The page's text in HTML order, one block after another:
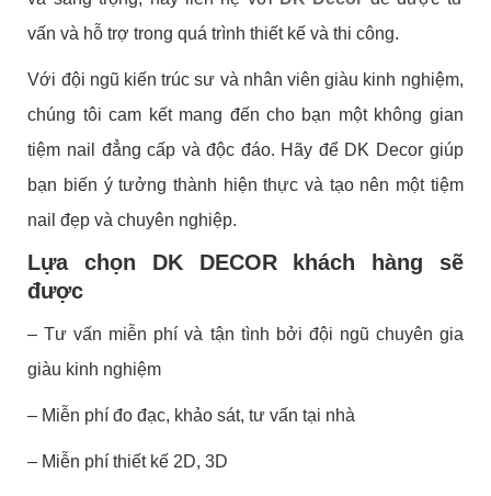
vấn và hỗ trợ trong quá trình thiết kế và thi công.
Với đội ngũ kiến trúc sư và nhân viên giàu kinh nghiệm,
chúng tôi cam kết mang đến cho bạn một không gian
tiệm nail đẳng cấp và độc đáo. Hãy để DK Decor giúp
bạn biến ý tưởng thành hiện thực và tạo nên một tiệm
nail đẹp và chuyên nghiệp.
Lựa chọn DK DECOR khách hàng sẽ
được
– Tư vấn miễn phí và tận tình bởi đội ngũ chuyên gia
giàu kinh nghiệm
– Miễn phí đo đạc, khảo sát, tư vấn tại nhà
– Miễn phí thiết kế 2D, 3D